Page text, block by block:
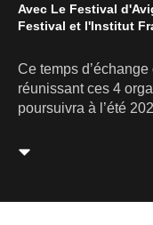
Avec Le Festival
Festival et l'Institut
Ce temps
réunissant ces 4
poursuivra à l’été